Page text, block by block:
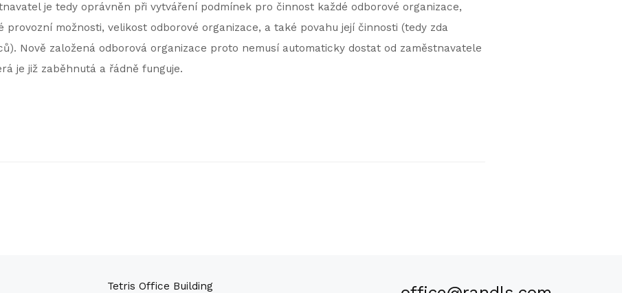
je tedy oprávněn při vytváření podmínek pro činnost každé odborové organizace,
možnosti, velikost odborové organizace, a také povahu její činnosti (tedy zda
Nově založená odborová organizace proto nemusí automaticky dostat od zaměstnavatele
je již zaběhnutá a řádně funguje.
Tetris Office Building